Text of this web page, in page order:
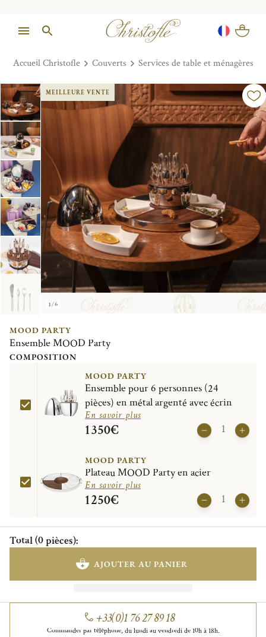
Accueil Christofle Couverts Services de table et ménagères
1/6
MEILLEURE VENTE
MOOD PARTY
Ensemble MOOD Party
COMPOSITION
MOOD PARTY
Ensemble pour 6 personnes (24
pièces) en métal argenté avec écrin
En savoir plus
1 350€
MOOD PARTY
Plateau MOOD Party en acier
En savoir plus
1 250€
Total(0pièces):
AJOUTER AU PANIER
+33(0)1 76 27 89 18
Commander par téléphone, du lundi au vendredi de 10h à 18h.